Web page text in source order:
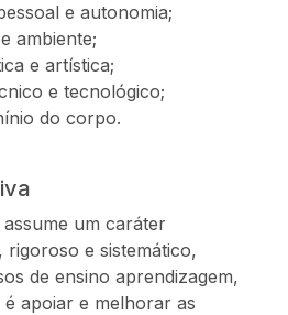
e autonomia;
ambiente;
e artística;
e tecnológico;
do corpo.
um caráter
e sistemático,
de ensino aprendizagem,
apoiar e melhorar as